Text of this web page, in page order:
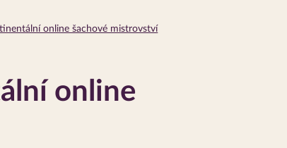
online šachové mistrovství
online